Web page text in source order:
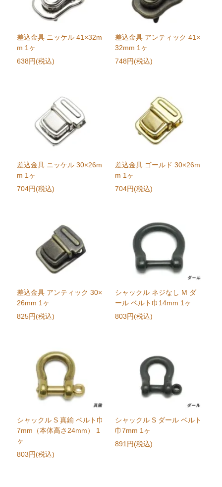
差込金具 ニッケル 41×32m
m 1ヶ
638円(税込)
差込金具 アンティック 41×
32mm 1ヶ
748円(税込)
差込金具 ニッケル 30×26m
m 1ヶ
704円(税込)
差込金具 ゴールド 30×26m
m 1ヶ
704円(税込)
差込金具 アンティック 30×
26mm 1ヶ
825円(税込)
シャックル ネジなし M ダ
ール ベルト巾14mm 1ヶ
803円(税込)
シャックル S 真鍮 ベルト巾
7mm（本体高さ24mm） 1
ヶ
803円(税込)
シャックル S ダール ベルト
巾7mm 1ヶ
891円(税込)